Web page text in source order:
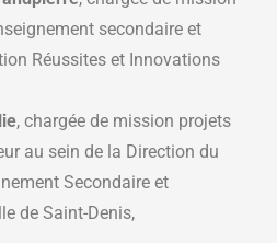
secondaire et
Réussites et Innovations
, chargée de mission projets
au sein de la Direction du
Secondaire et
de Saint-Denis,